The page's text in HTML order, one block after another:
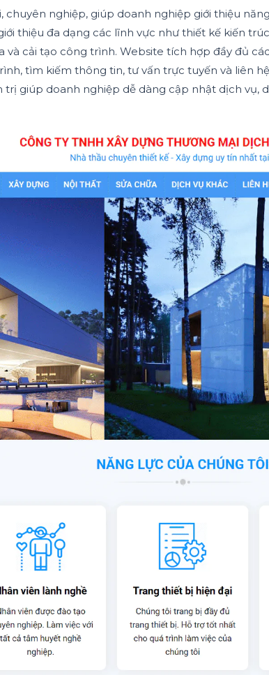
nghiệp, giúp doanh nghiệp giới thiệu
thiệu đa dạng các lĩnh vực như thiết kế kiến
cải tạo công trình. Website tích hợp đầy đủ
tìm kiếm thông tin, tư vấn trực tuyến và liên
giúp doanh nghiệp dễ dàng cập nhật dịch vụ,